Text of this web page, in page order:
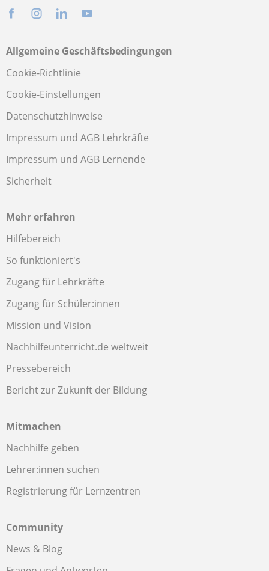
Allgemeine Geschäftsbedingungen
Cookie-Richtlinie
Cookie-Einstellungen
Datenschutzhinweise
Impressum und AGB Lehrkräfte
Impressum und AGB Lernende
Sicherheit
Mehr erfahren
Hilfebereich
So funktioniert's
Zugang für Lehrkräfte
Zugang für Schüler:innen
Mission und Vision
Nachhilfeunterricht.de weltweit
Pressebereich
Bericht zur Zukunft der Bildung
Mitmachen
Nachhilfe geben
Lehrer:innen suchen
Registrierung für Lernzentren
Community
News & Blog